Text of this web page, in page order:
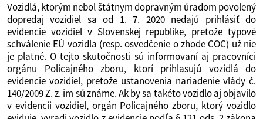
Vozidlá, ktorým nebol štátnym dopravným úradom povolený
dopredaj vozidiel sa od 1. 7. 2020 nedajú prihlásiť do
evidencie vozidiel v Slovenskej republike, pretože typové
schválenie EÚ vozidla (resp. osvedčenie o zhode COC) už nie
je platné. O tejto skutočnosti sú informovaní aj pracovníci
orgánu Policajného zboru, ktorí prihlasujú vozidlá do
evidencie vozidiel, pretože ustanovenia nariadenie vlády č.
140/2009 Z. z. im sú známe. Ak by sa takéto vozidlo aj objavilo
v evidencii vozidiel, orgán Policajného zboru, ktorý vozidlo